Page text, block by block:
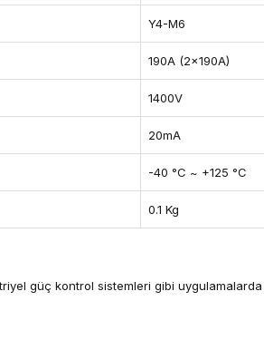
Y4-M6
190A (2x190A)
1400V
20mA
-40 °C ~ +125 °C
0.1 Kg
güç kontrol sistemleri gibi uygulamalarda